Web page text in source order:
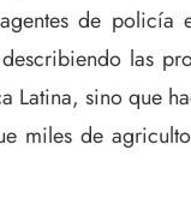
de policía
las
Latina, sino que
miles de